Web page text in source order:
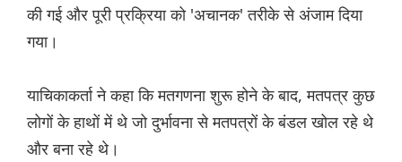
की गई और पूरी प्रक्रिया को 'अचानक' तरीके से अंजाम दिया
गया।
याचिकाकर्ता ने कहा कि मतगणना शुरू होने के बाद, मतपत्र कुछ
लोगों के हाथों में थे जो दुर्भावना से मतपत्रों के बंडल खोल रहे थे
और बना रहे थे।